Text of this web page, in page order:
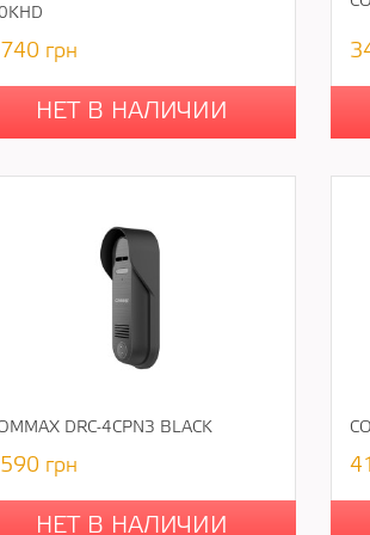
грн
НЕТ В НАЛИЧИИ
DRC-4CPN3 BLACK
грн
НЕТ В НАЛИЧИИ